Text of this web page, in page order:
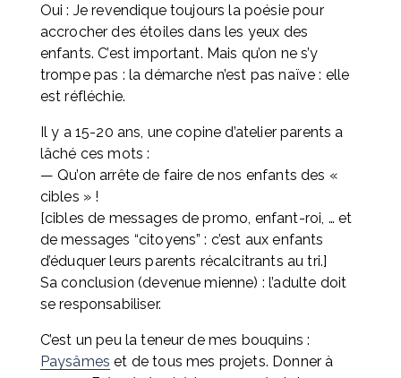
Oui : Je revendique toujours la poésie pour
accrocher des étoiles dans les yeux des
enfants. C’est important. Mais qu’on ne s’y
trompe pas : la démarche n’est pas naïve : elle
est réfléchie.
Il y a 15-20 ans, une copine d’atelier parents a
lâché ces mots :
— Qu’on arrête de faire de nos enfants des «
cibles » !
[cibles de messages de promo, enfant-roi, … et
de messages “citoyens” : c’est aux enfants
d’éduquer leurs parents récalcitrants au tri.]
Sa conclusion (devenue mienne) : l’adulte doit
se responsabiliser.
Paysâmes et de tous mes projets. Donner à